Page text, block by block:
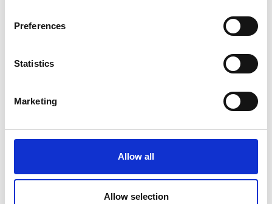
Preferences
Statistics
Marketing
Allow all
Allow selection